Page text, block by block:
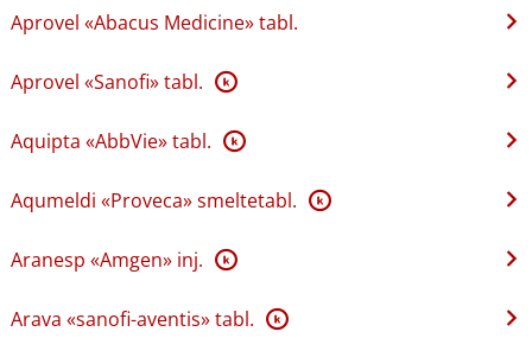
Aprovel «Abacus Medicine» tabl.
Aprovel «Sanofi» tabl. K
Aquipta «AbbVie» tabl. K
Aqumeldi «Proveca» smeltetabl. K
Aranesp «Amgen» inj. K
Arava «sanofi-aventis» tabl. K